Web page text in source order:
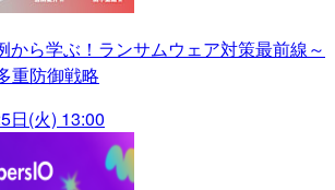
から学ぶ！ランサムウェア対策最前線～
重防御戦略
日(火) 13:00